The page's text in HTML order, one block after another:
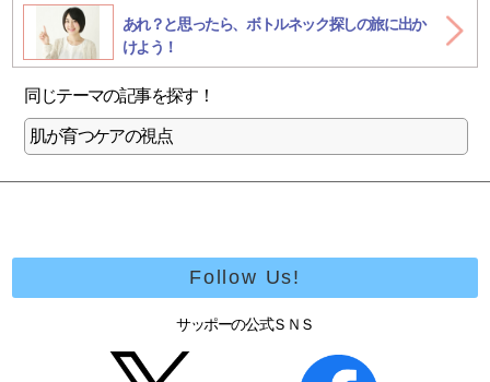
あれ？と思ったら、 ボトルネック探しの旅に出か
けよう！
同じテーマの記事を探す！
肌が育つケアの視点
Follow Us!
サッポーの公式ＳＮＳ